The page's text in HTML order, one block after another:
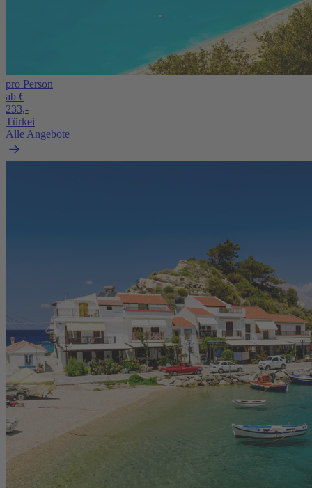
pro Person
ab €
233,-
Türkei
Alle Angebote